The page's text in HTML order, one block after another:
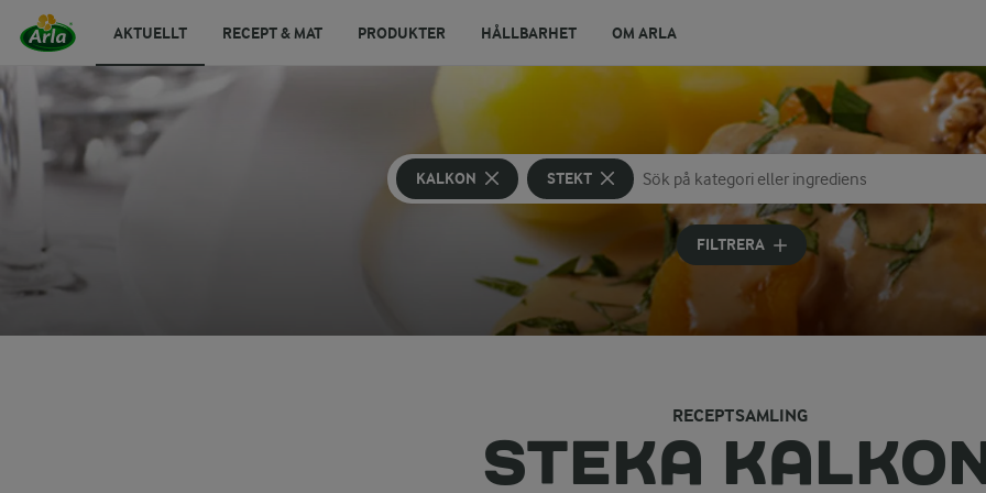
AKTUELLT RECEPT & MAT PRODUKTER HÅLLBARHET OM ARLA
KALKON STEKT
Sök på kategori eller ingrediens
Skriv in sökord för att få förslag
FILTRERA
RECEPTSAMLING
STEKA